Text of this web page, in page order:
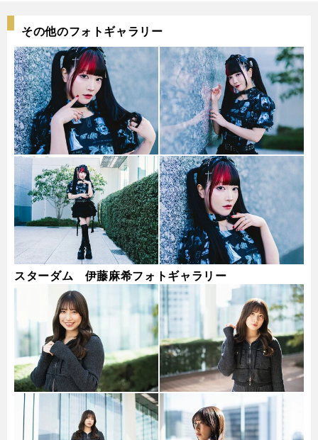
その他のフォトギャラリー
スターダム 伊藤麻希フォトギャラリー